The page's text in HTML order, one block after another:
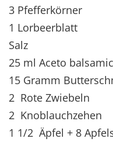
3 Pfefferkörner
1 Lorbeerblatt
Salz
25 ml Aceto
15 Gramm
2 Rote Zwiebeln
2 Knoblauchzehen
1 1/2 Äpfel + 8